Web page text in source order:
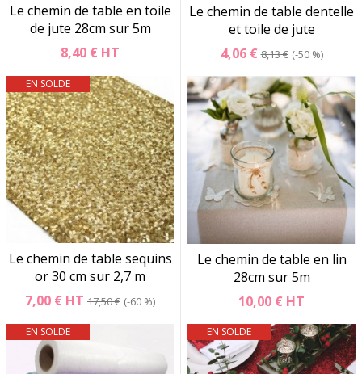
Le chemin de table en toile
de jute 28cm sur 5m
8,40 € HT
Le chemin de table dentelle
et toile de jute
4,06 €8,13 € -50 %
EN SOLDE
Le chemin de table sequins
or 30 cm sur 2,7 m
7,00 € HT 17,50 € -60 %
Le chemin de table en lin
28cm sur 5m
10,00 € HT
EN SOLDE EN SOLDE